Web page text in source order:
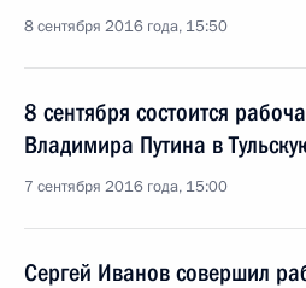
8 сентября 2016 года, 15:50
8 сентября состоится
Владимира Путина в
7 сентября 2016 года, 15:00
Сергей Иванов совершил